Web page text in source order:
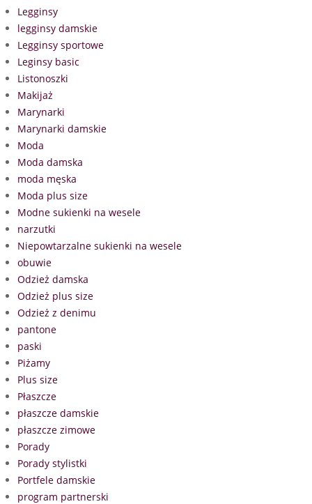
Legginsy
legginsy damskie
Legginsy sportowe
Leginsy basic
Listonoszki
Makijaż
Marynarki
Marynarki damskie
Moda
Moda damska
moda męska
Moda plus size
Modne sukienki na wesele
narzutki
Niepowtarzalne sukienki na wesele
obuwie
Odzież damska
Odzież plus size
Odzież z denimu
pantone
paski
Piżamy
Plus size
Płaszcze
płaszcze damskie
płaszcze zimowe
Porady
Porady stylistki
Portfele damskie
program partnerski